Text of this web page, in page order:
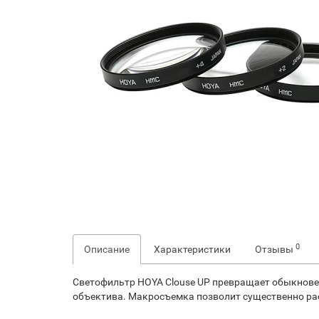
Описание Характеристики Отзывы 0
Светофильтр HOYA Clouse UP превращает
объектива. Макросъемка позволит существенно